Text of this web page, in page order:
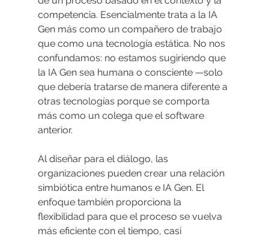
competencia. Esencialmente trata a la IA
Gen más como un compañero de trabajo
que como una tecnología estática. No nos
confundamos: no estamos sugiriendo que
la IA Gen sea humana o consciente —solo
que debería tratarse de manera diferente a
otras tecnologías porque se comporta
más como un colega que el software
anterior.
Al diseñar para el diálogo, las
organizaciones pueden crear una relación
simbiótica entre humanos e IA Gen. El
enfoque también proporciona la
flexibilidad para que el proceso se vuelva
más eficiente con el tiempo, casi